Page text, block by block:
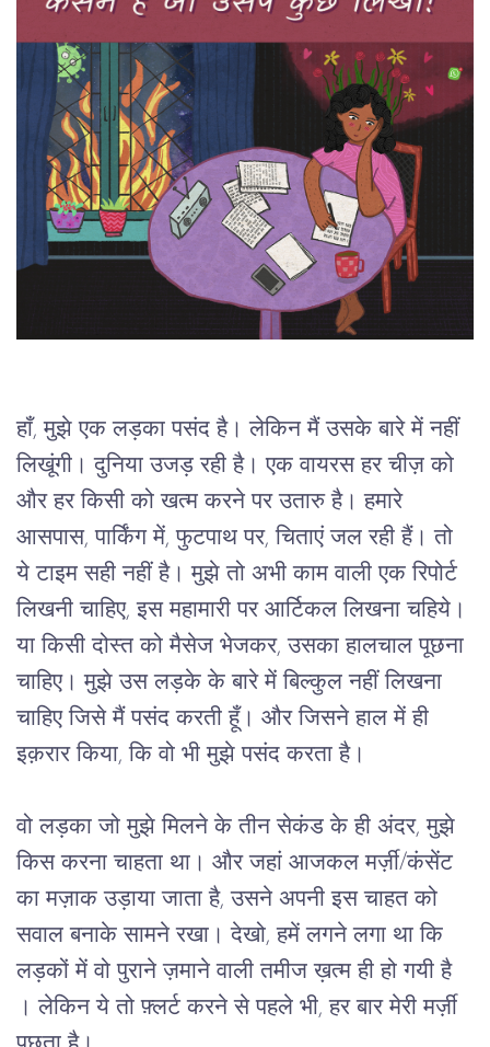
हाँ, मुझे एक लड़का पसंद है। लेकिन मैं उसके बारे में नहीं
लिखूंगी। दुनिया उजड़ रही है। एक वायरस हर चीज़ को
और हर किसी को खत्म करने पर उतारु है। हमारे
आसपास, पार्किंग में, फुटपाथ पर, चिताएं जल रही हैं। तो
ये टाइम सही नहीं है। मुझे तो अभी काम वाली एक रिपोर्ट
लिखनी चाहिए, इस महामारी पर आर्टिकल लिखना चहिये।
या किसी दोस्त को मैसेज भेजकर, उसका हालचाल पूछना
चाहिए। मुझे उस लड़के के बारे में बिल्कुल नहीं लिखना
चाहिए जिसे मैं पसंद करती हूँ। और जिसने हाल में ही
इक़रार किया, कि वो भी मुझे पसंद करता है।
वो लड़का जो मुझे मिलने के तीन सेकंड के ही अंदर, मुझे
किस करना चाहता था। और जहां आजकल मर्ज़ी/कंसेंट
का मज़ाक उड़ाया जाता है, उसने अपनी इस चाहत को
सवाल बनाके सामने रखा। देखो, हमें लगने लगा था कि
लड़कों में वो पुराने ज़माने वाली तमीज ख़त्म ही हो गयी है
। लेकिन ये तो फ़्लर्ट करने से पहले भी, हर बार मेरी मर्ज़ी